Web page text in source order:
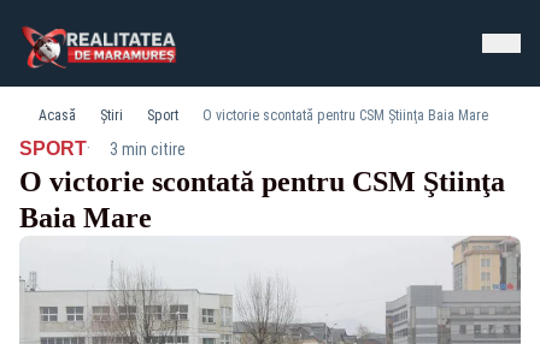
Acasă Știri Sport O victorie scontată pentru CSM Ştiinţa Baia Mare
SPORT· 3 min citire
O victorie scontată pentru CSM Ştiinţa
Baia Mare